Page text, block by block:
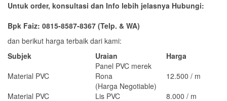
Untuk order, konsultasi dan Info lebih jelasnya Hubungi:
Bpk Faiz: 0815-8587-8367 (Telp. & WA)
dan berikut harga terbaik dari kami:
Subjek
Uraian
Harga
Material PVC
Panel PVC merek
Rona
(Harga Negotiable)
12.500 / m
Material PVC
Lis PVC
8.000 / m